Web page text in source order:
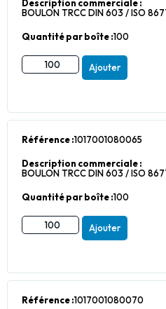
Description commerciale :
BOULON TRCC DIN 603 / ISO
Quantité par boîte :100
Ajouter
Référence :1017001080065
Description commerciale :
BOULON TRCC DIN 603 / ISO
Quantité par boîte :100
Ajouter
Référence :1017001080070